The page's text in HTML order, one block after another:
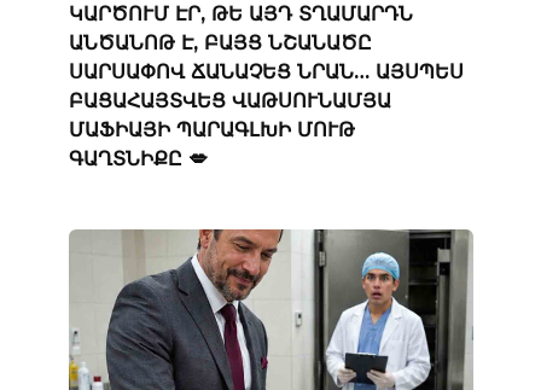
ԿԱՐԾՈՒՄ ԷՐ, ԹԵ ԱՅԴ ՏՂԱՄԱՐԴՆ
ԱՆԾԱՆՈԹ Է, ԲԱՅՑ ՆՇԱՆԱԾԸ
ՍԱՐՍԱՓՈՎ ՃԱՆԱՉԵՑ ՆՐԱՆ… ԱՅՍՊԵՍ
ԲԱՑԱՀԱՅՏՎԵՑ ՎԱԹՍՈՒՆԱՄՅԱ
ՄԱՖԻԱՅԻ ՊԱՐԱԳԼԽԻ ՄՈՒԹ
ԳԱՂՏՆԻՔԸ 💋